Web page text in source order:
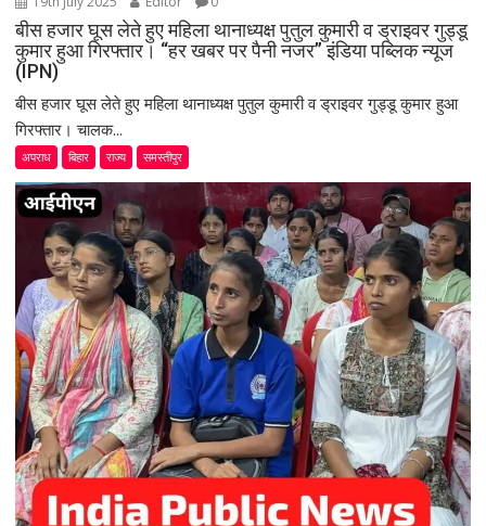
बीस हजार घूस लेते हुए महिला थानाध्यक्ष पुतुल कुमारी व ड्राइवर गुड्डू
कुमार हुआ गिरफ्तार। “हर खबर पर पैनी नजर” इंडिया पब्लिक न्यूज
(IPN)
बीस हजार घूस लेते हुए महिला थानाध्यक्ष पुतुल कुमारी व ड्राइवर गुड्डू कुमार हुआ
गिरफ्तार। चालक...
अपराध बिहार राज्य समस्तीपुर